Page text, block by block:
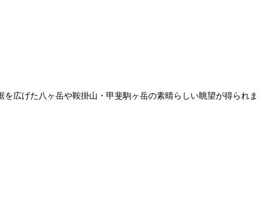
広げた八ヶ岳や鞍掛山・甲斐駒ヶ岳の素晴らしい眺望が得られま